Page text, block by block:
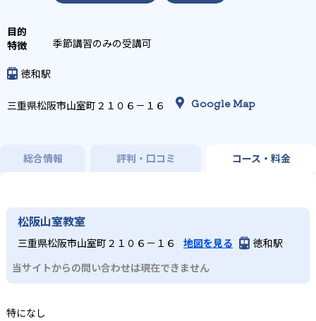
季節講習のみの受講可
徳和駅
三重県松阪市山室町２１０６－１６ Google Map
総合情報 評判・口コミ コース・料金
松阪山室教室
三重県松阪市山室町２１０６－１６ 地図を見る
徳和駅
当サイトからの問い合わせは現在できません
特になし